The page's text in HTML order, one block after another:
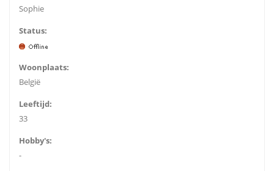
Sophie
Status:
Woonplaats:
België
Leeftijd:
33
Hobby's:
-